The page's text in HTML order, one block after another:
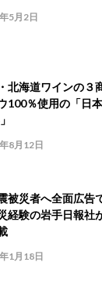
5月2日
北海道ワインの
100％使用の「日
8月12日
被災者へ全面広告
験の岩手日報社
1月18日